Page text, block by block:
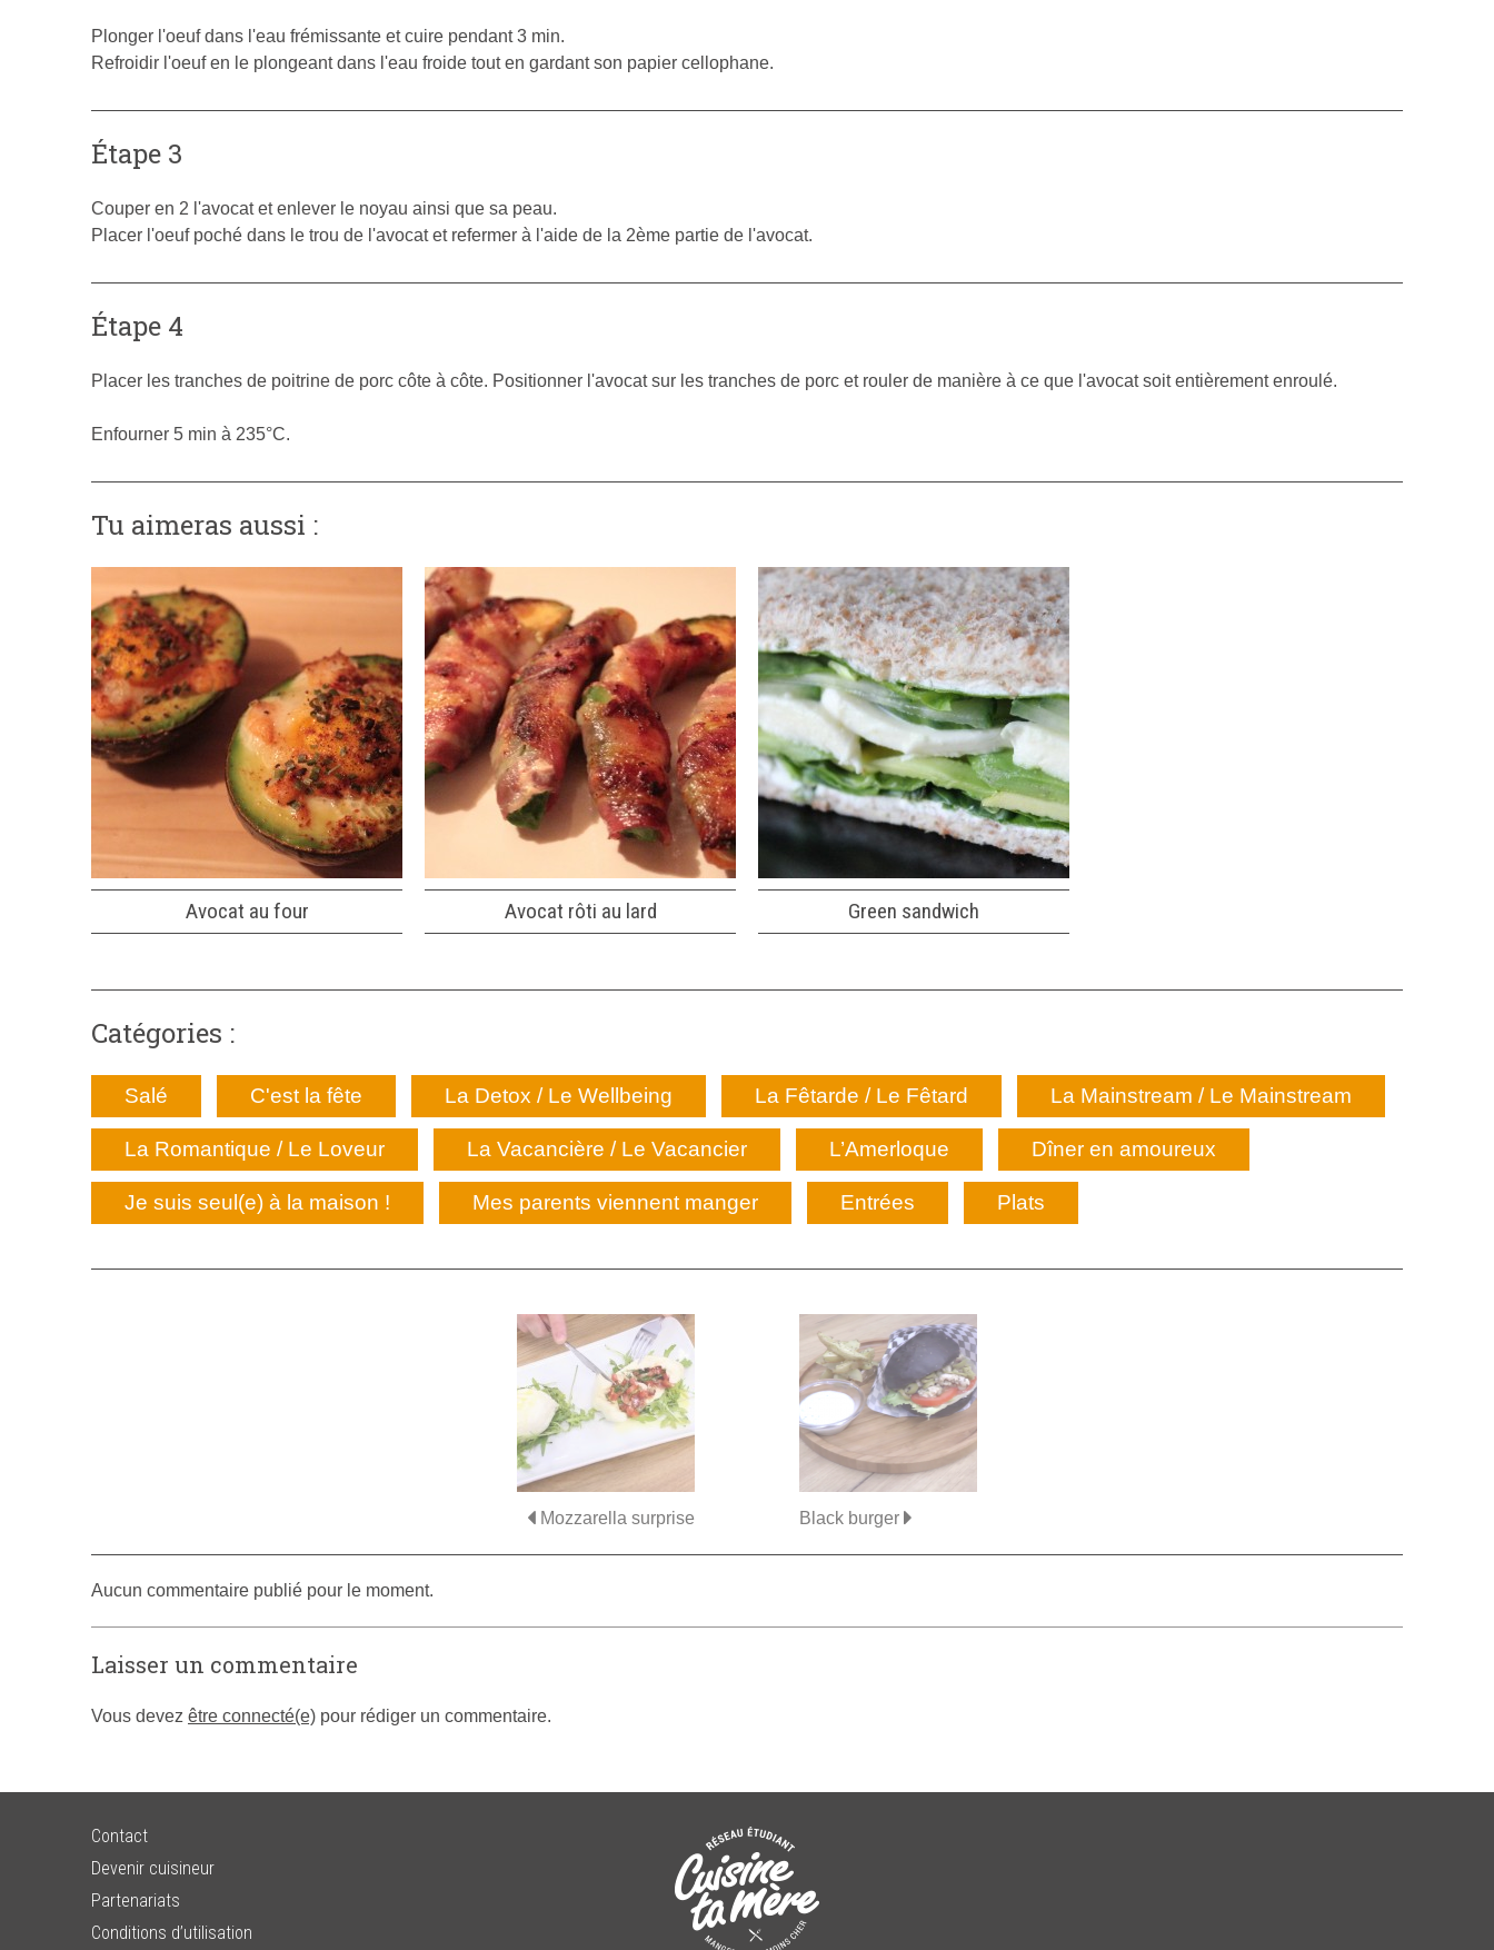
Plonger l'oeuf dans l'eau frémissante et cuire pendant 3 min.
Refroidir l'oeuf en le plongeant dans l'eau froide tout en gardant son papier cellophane.
Étape 3
Couper en 2 l'avocat et enlever le noyau ainsi que sa peau.
Placer l'oeuf poché dans le trou de l'avocat et refermer à l'aide de la 2ème partie de l'avocat.
Étape 4
Placer les tranches de poitrine de porc côte à côte. Positionner l'avocat sur les tranches de porc et rouler de manière à ce que l'avocat soit entièrement enroulé.
Enfourner 5 min à 235°C.
Tu aimeras aussi :
Avocat au four Avocat rôti au lard Green sandwich
Catégories :
Salé C'est la fête La Detox / Le Wellbeing La Fêtarde / Le Fêtard La Mainstream / Le Mainstream
La Romantique / Le Loveur La Vacancière / Le Vacancier L’Amerloque Dîner en amoureux
Je suis seul(e) à la maison ! Mes parents viennent manger Entrées Plats
Black burger
Mozzarella surprise
Aucun commentaire publié pour le moment.
Laisser un commentaire
Vous devez être connecté(e) pour rédiger un commentaire.
Contact
Devenir cuisineur
Partenariats
Conditions d’utilisation